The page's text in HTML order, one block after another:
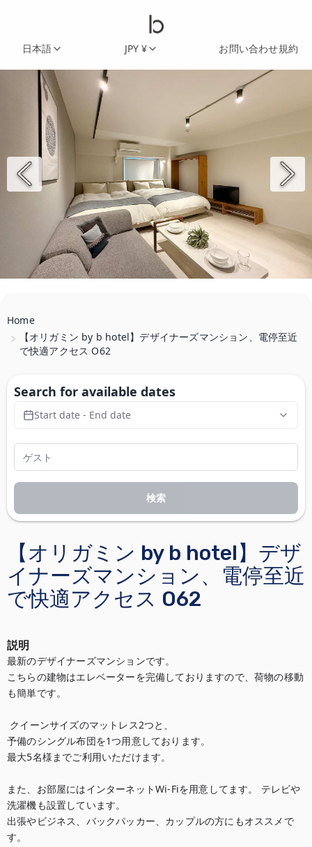
日本語 JPY ¥ お問い合わせ規約
Home
【オリガミン by b hotel】デザイナーズマンション、電停至近
で快適アクセス O62
【オリガミン by b hotel】デザ
イナーズマンション、電停至近
で快適アクセス O62
説明
最新のデザイナーズマンションです。
こちらの建物はエレベーターを完備しておりますので、荷物の移動
も簡単です。
予備のシングル布団を1つ用意しております。
最大5名様までご利用いただけます。
また、お部屋にはインターネットWi-Fiを用意してます。 テレビや
洗濯機も設置しています。
出張やビジネス、バックパッカー、カップルの方にもオススメで
す。
Search for available dates
Start date - End date
検索